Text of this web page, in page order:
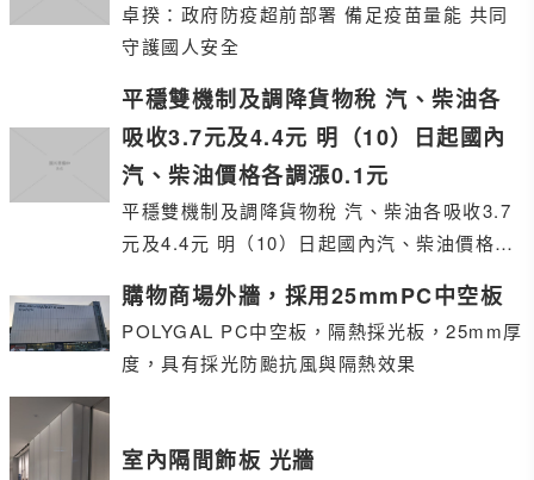
卓揆：政府防疫超前部署 備足疫苗量能 共同
守護國人安全
平穩雙機制及調降貨物稅 汽、柴油各
吸收3.7元及4.4元 明（10）日起國內
汽、柴油價格各調漲0.1元
平穩雙機制及調降貨物稅 汽、柴油各吸收3.7
元及4.4元 明（10）日起國內汽、柴油價格各
購物商場外牆，採用25mmPC中空板
POLYGAL PC中空板，隔熱採光板，25mm厚
度，具有採光防颱抗風與隔熱效果
室內隔間飾板 光牆